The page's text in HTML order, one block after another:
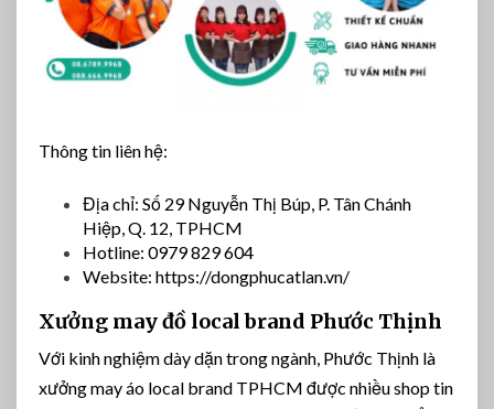
Thông tin liên hệ:
Địa chỉ: Số 29 Nguyễn Thị Búp, P. Tân Chánh
Hiệp, Q. 12, TPHCM
Hotline: 0979 829 604
Website: https://dongphucatlan.vn/
Xưởng may đồ local brand Phước Thịnh
Với kinh nghiệm dày dặn trong ngành, Phước Thịnh là
xưởng may áo local brand TPHCM được nhiều shop tin